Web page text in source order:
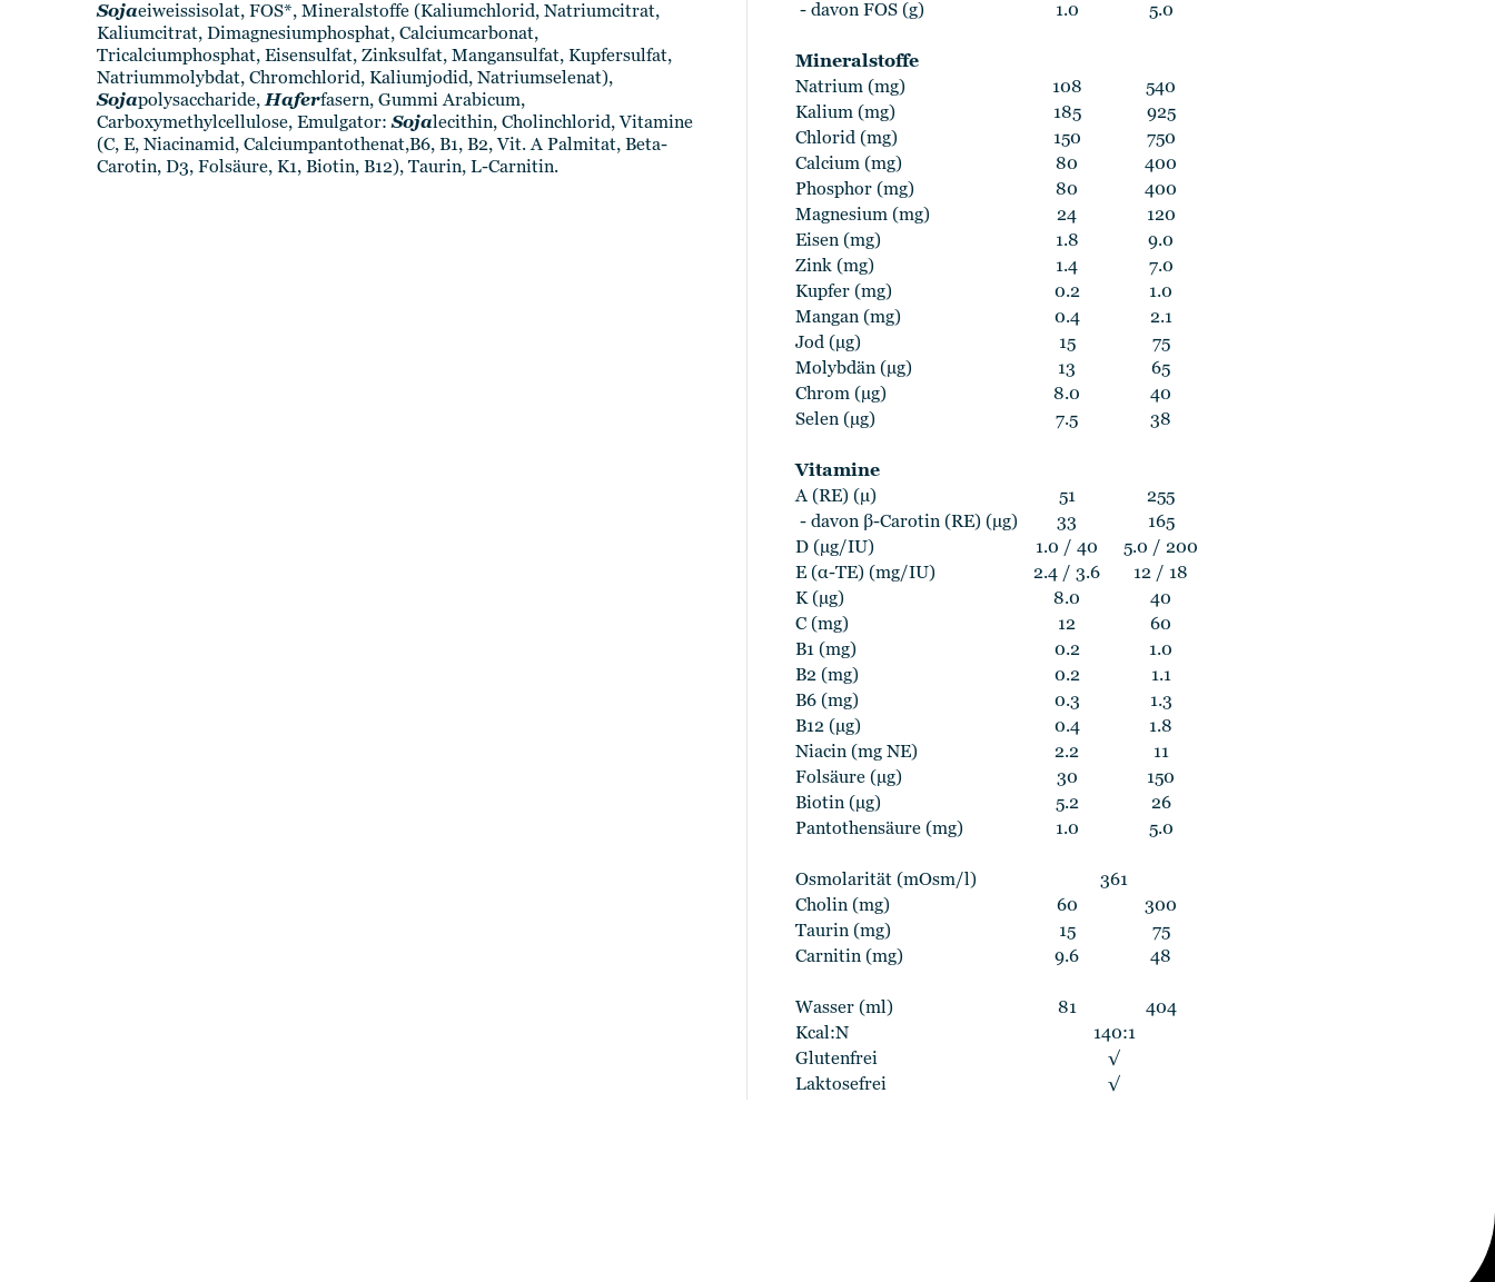
Sojaeiweissisolat, FOS*, Mineralstoffe (Kaliumchlorid, Natriumcitrat,
Kaliumcitrat, Dimagnesiumphosphat, Calciumcarbonat,
Tricalciumphosphat, Eisensulfat, Zinksulfat, Mangansulfat, Kupfersulfat,
Natriummolybdat, Chromchlorid, Kaliumjodid, Natriumselenat),
Sojapolysaccharide,Haferfasern, Gummi Arabicum,
Carboxymethylcellulose, Emulgator:Sojalecithin, Cholinchlorid, Vitamine
(C, E, Niacinamid, Calciumpantothenat,B6, B1, B2, Vit. A Palmitat, Beta-
Carotin, D3, Folsäure, K1, Biotin, B12), Taurin, L-Carnitin.
- davon FOS (g)
1.0 5.0
Mineralstoffe
Natrium (mg)
108
540
Kalium (mg)
185
925
Chlorid (mg)
150
750
Calcium (mg)
80
400
Phosphor (mg)
80
400
Magnesium (mg)
24
120
Eisen (mg)
1.8
9.0
Zink (mg)
1.4
7.0
Kupfer (mg)
0.2
1.0
Mangan (mg)
0.4
2.1
Jod (µg)
15
75
Molybdän (µg)
13
65
Chrom (µg)
8.0
40
Selen (µg)
7.5 38
Vitamine
A (RE) (µ)
51
255
- davon β-Carotin (RE) (µg)
33
165
D (µg/IU)
1.0 / 40
5.0 / 200
E (α-TE) (mg/IU)
2.4 / 3.6
12 / 18
K (µg)
8.0
40
C (mg)
12
60
B1 (mg)
0.2
1.0
B2 (mg)
0.2
1.1
B6 (mg)
0.3
1.3
B12 (µg)
0.4
1.8
Niacin (mg NE)
2.2
11
Folsäure (µg)
30
150
Biotin (µg)
5.2
26
Pantothensäure (mg)
1.0 5.0
Osmolarität (mOsm/l)
361
Cholin (mg)
60
300
Taurin (mg)
15
75
Carnitin (mg)
9.6 48
Wasser (ml) 81
404
Kcal:N
140:1
Glutenfrei
√
Laktosefrei
√